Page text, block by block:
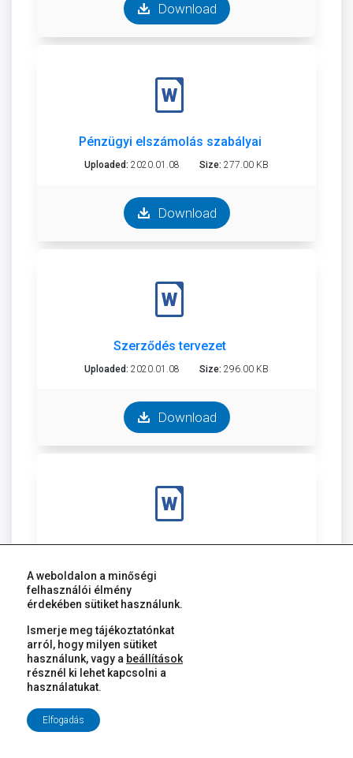
Download
Pénzügyi elszámolás szabályai
Uploaded: 2020.01.08 Size: 277.00 KB
Download
Szerződés tervezet
Uploaded: 2020.01.08 Size: 296.00 KB
Download
Támogatható tevékenységek és elszámolható
Uploaded:2020.01.08
Download
A weboldalon a minőségi
felhasználói élmény
érdekében sütiket használunk.
Ismerje meg tájékoztatónkat
arról, hogy milyen sütiket
használunk, vagy a beállítások
résznél ki lehet kapcsolni a
használatukat.
Elfogadás